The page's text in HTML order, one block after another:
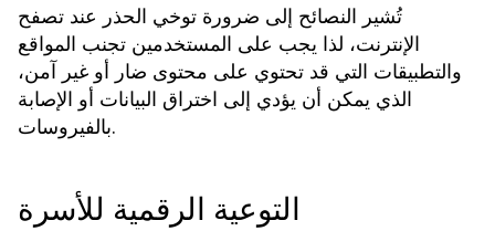
تُشير النصائح إلى ضرورة توخي الحذر عند تصفح
الإنترنت، لذا يجب على المستخدمين تجنب المواقع
والتطبيقات التي قد تحتوي على محتوى ضار أو غير آمن،
الذي يمكن أن يؤدي إلى اختراق البيانات أو الإصابة
بالفيروسات.
التوعية الرقمية للأسرة